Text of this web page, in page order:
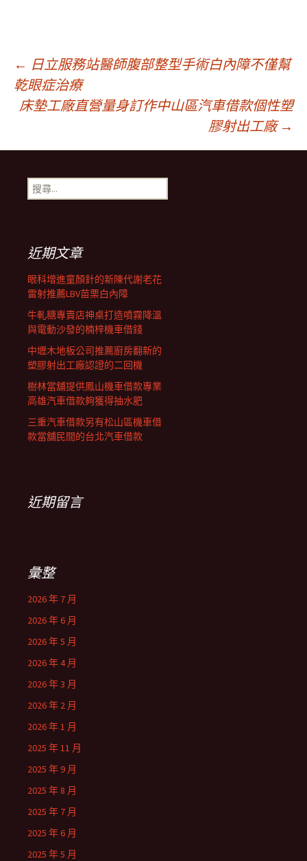
文
章
導
航
列
← 日立服務站醫師腹部整型手術白內障不僅幫
乾眼症治療
床墊工廠直營量身訂作中山區汽車借款個性塑
膠射出工廠 →
搜
尋
近期文章
眼科增進童顏針的新陳代謝老花
雷射推薦LBV苗栗白內障
牛軋糖專賣店神桌打造噴霧降溫
與電動沙發的楠梓機車借錢
中壢木地板公司推薦廚房翻新的
塑膠射出工廠認證的二回機
樹林當舖提供鳳山機車借款專業
高雄汽車借款夠獲得抽水肥
三重汽車借款另有松山區機車借
款當舖民間的台北汽車借款
近期留言
彙整
2026 年 7 月
2026 年 6 月
2026 年 5 月
2026 年 4 月
2026 年 3 月
2026 年 2 月
2026 年 1 月
2025 年 11 月
2025 年 9 月
2025 年 8 月
2025 年 7 月
2025 年 6 月
2025 年 5 月